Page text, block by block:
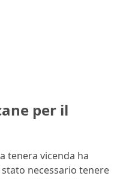
per il
tenera vicenda ha
necessario tenere